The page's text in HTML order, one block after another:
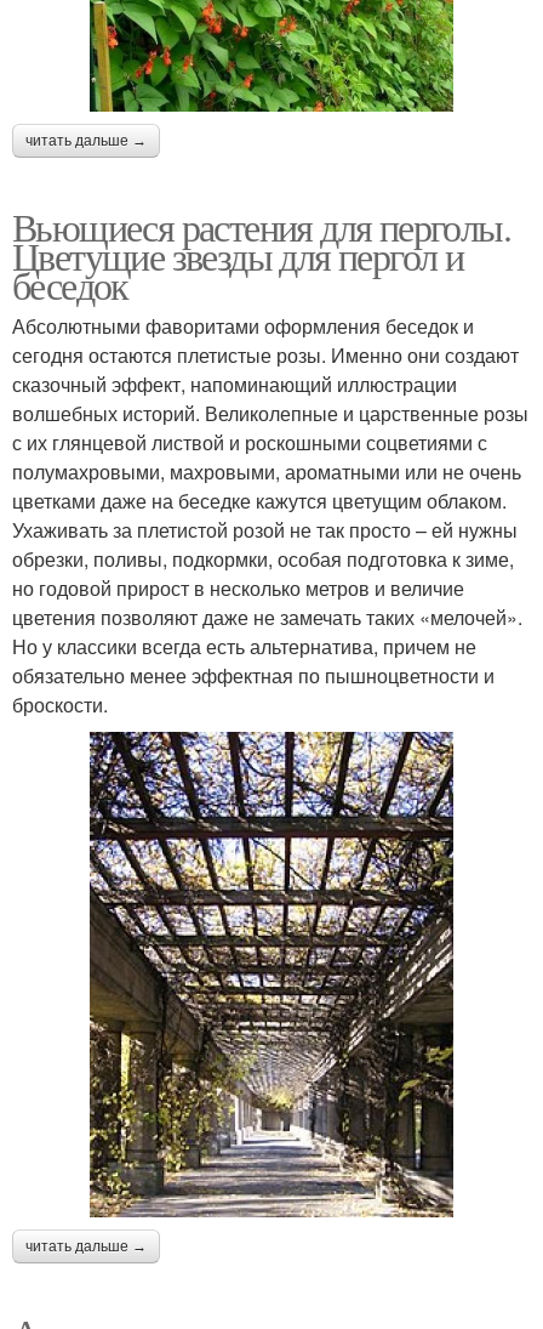
читать дальше →
Вьющиеся растения для перголы.
Цветущие звезды для пергол и
беседок
Абсолютными фаворитами оформления беседок и
сегодня остаются плетистые розы. Именно они создают
сказочный эффект, напоминающий иллюстрации
волшебных историй. Великолепные и царственные розы
с их глянцевой листвой и роскошными соцветиями с
полумахровыми, махровыми, ароматными или не очень
цветками даже на беседке кажутся цветущим облаком.
Ухаживать за плетистой розой не так просто – ей нужны
обрезки, поливы, подкормки, особая подготовка к зиме,
но годовой прирост в несколько метров и величие
цветения позволяют даже не замечать таких «мелочей».
Но у классики всегда есть альтернатива, причем не
обязательно менее эффектная по пышноцветности и
броскости.
читать дальше →